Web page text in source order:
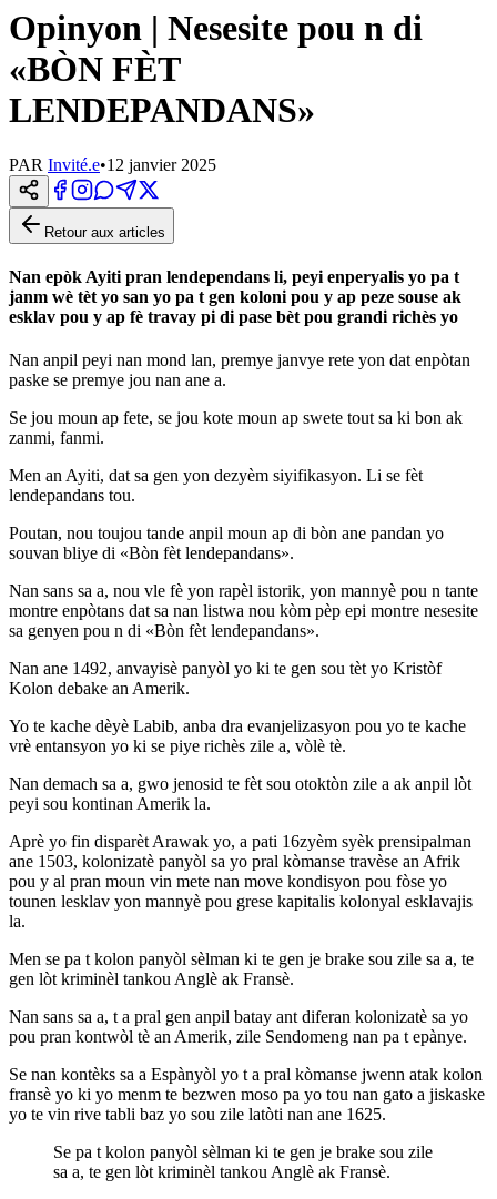
Opinyon | Nesesite pou n di
«BÒN FÈT
LENDEPANDANS»
PAR Invité.e•12 janvier 2025
Retour aux articles
Nan epòk Ayiti pran lendependans li, peyi enperyalis yo pa t
janm wè tèt yo san yo pa t gen koloni pou y ap peze souse ak
esklav pou y ap fè travay pi di pase bèt pou grandi richès yo
Nan anpil peyi nan mond lan, premye janvye rete yon dat enpòtan
paske se premye jou nan ane a.
Se jou moun ap fete, se jou kote moun ap swete tout sa ki bon ak
zanmi, fanmi.
Men an Ayiti, dat sa gen yon dezyèm siyifikasyon. Li se fèt
lendepandans tou.
Poutan, nou toujou tande anpil moun ap di bòn ane pandan yo
souvan bliye di «Bòn fèt lendepandans».
Nan sans sa a, nou vle fè yon rapèl istorik, yon mannyè pou n tante
montre enpòtans dat sa nan listwa nou kòm pèp epi montre nesesite
sa genyen pou n di «Bòn fèt lendepandans».
Nan ane 1492, anvayisè panyòl yo ki te gen sou tèt yo Kristòf
Kolon debake an Amerik.
Yo te kache dèyè Labib, anba dra evanjelizasyon pou yo te kache
vrè entansyon yo ki se piye richès zile a, vòlè tè.
Nan demach sa a, gwo jenosid te fèt sou otoktòn zile a ak anpil lòt
peyi sou kontinan Amerik la.
Aprè yo fin disparèt Arawak yo, a pati 16zyèm syèk prensipalman
ane 1503, kolonizatè panyòl sa yo pral kòmanse travèse an Afrik
pou y al pran moun vin mete nan move kondisyon pou fòse yo
tounen lesklav yon mannyè pou grese kapitalis kolonyal esklavajis
la.
Men se pa t kolon panyòl sèlman ki te gen je brake sou zile sa a, te
gen lòt kriminèl tankou Anglè ak Fransè.
Nan sans sa a, t a pral gen anpil batay ant diferan kolonizatè sa yo
pou pran kontwòl tè an Amerik, zile Sendomeng nan pa t epànye.
Se nan kontèks sa a Espànyòl yo t a pral kòmanse jwenn atak kolon
fransè yo ki yo menm te bezwen moso pa yo tou nan gato a jiskaske
yo te vin rive tabli baz yo sou zile latòti nan ane 1625.
Se pa t kolon panyòl sèlman ki te gen je brake sou zile
sa a, te gen lòt kriminèl tankou Anglè ak Fransè.